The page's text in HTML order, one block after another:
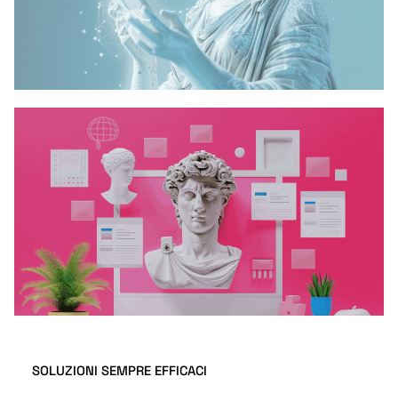
SOLUZIONI SEMPRE EFFICACI